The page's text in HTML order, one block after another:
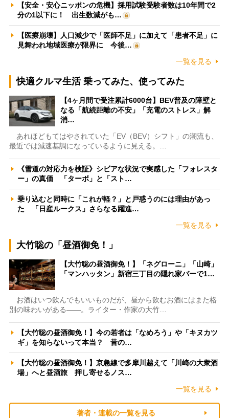
【安全・安心ニッポンの危機】採用試験受験者数は10年間で2
分の1以下に！ 出生数減がも…
【医療崩壊】人口減少で「医師不足」に加えて「患者不足」に
見舞われ地域医療が限界に 今後…
一覧を見る
快適クルマ生活 乗ってみた、使ってみた
【4ヶ月間で受注累計6000台】BEV普及の障壁と
なる「航続距離の不安」「充電のストレス」解
消…
あれほどもてはやされていた「EV（BEV）シフト」の潮流も、
最近では減速基調になっているように見える。…
《雪道の対応力を検証》シビアな状況で実感した「フォレスタ
ー」の真価 「ターボ」と「スト…
乗り込むと同時に「これが軽？」と戸惑うのには理由があっ
た 「日産ルークス」さらなる躍進…
一覧を見る
大竹聡の「昼酒御免！」
【大竹聡の昼酒御免！】「ネグローニ」「山崎」
「マンハッタン」新宿三丁目の隠れ家バーで1…
お酒はいつ飲んでもいいものだが、昼から飲むお酒にはまた格
別の味わいがある――。ライター・作家の大竹…
【大竹聡の昼酒御免！】今の若者は「なめろう」や「キヌカツ
ギ」を知らないって本当？ 昔の…
【大竹聡の昼酒御免！】京急線で多摩川越えて「川崎の大衆酒
場」へと昼酒旅 押し寄せるノス…
一覧を見る
著者・連載の一覧を見る